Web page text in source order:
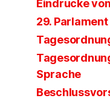
Eindrücke
29.
Sprache